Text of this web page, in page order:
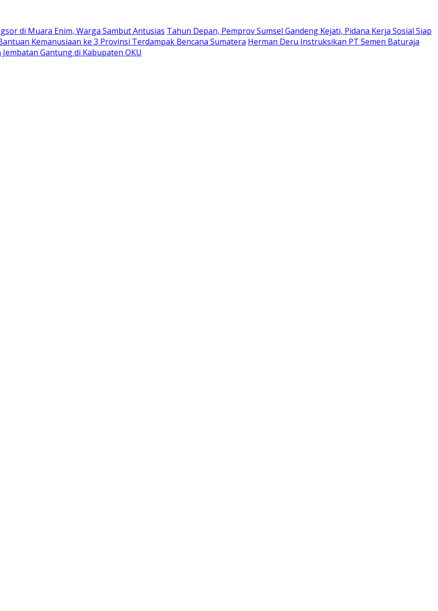
di Muara Enim, Warga Sambut Antusias Tahun Depan, Pemprov Sumsel Gandeng Kejati, Pidana Kerja Sosial Siap
Kemanusiaan ke 3 Provinsi Terdampak Bencana Sumatera Herman Deru Instruksikan PT Semen Baturaja
Gantung di Kabupaten OKU